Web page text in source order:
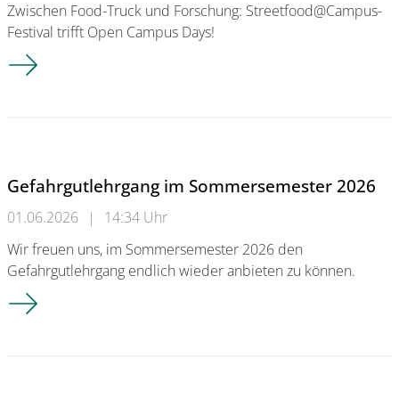
Zwischen Food-Truck und Forschung: Streetfood@Campus-
Festival trifft Open Campus Days!
Streetfood@Campus-Festival & Open Campus Days
Gefahrgutlehrgang im Sommersemester 2026
01.06.2026 |
14:34 Uhr
Wir freuen uns, im Sommersemester 2026 den
Gefahrgutlehrgang endlich wieder anbieten zu können.
Gefahrgutlehrgang im Sommersemester 2026